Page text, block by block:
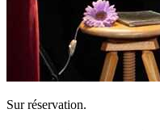
Sur réservation.